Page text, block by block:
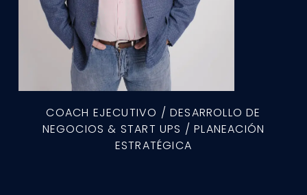
COACH EJECUTIVO / DESARROLLO DE
NEGOCIOS & START UPS / PLANEACIÓN
ESTRATÉGICA